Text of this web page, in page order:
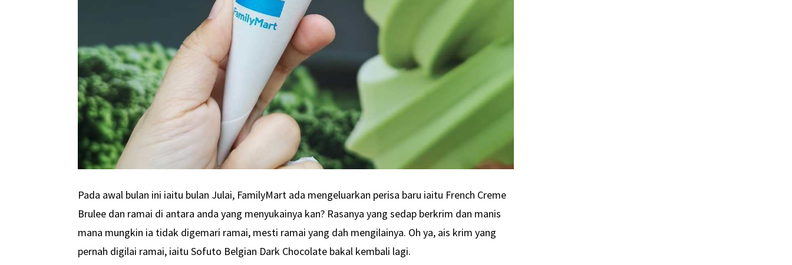
Pada awal bulan ini iaitu bulan Julai, FamilyMart ada mengeluarkan perisa baru iaitu French Creme
Brulee dan ramai di antara anda yang menyukainya kan? Rasanya yang sedap berkrim dan manis
mana mungkin ia tidak digemari ramai, mesti ramai yang dah mengilainya. Oh ya, ais krim yang
pernah digilai ramai, iaitu Sofuto Belgian Dark Chocolate bakal kembali lagi.